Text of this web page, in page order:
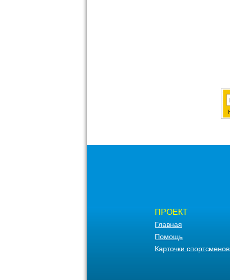
ПРОЕКТ
Главная
Помощь
Карточки спортсменов